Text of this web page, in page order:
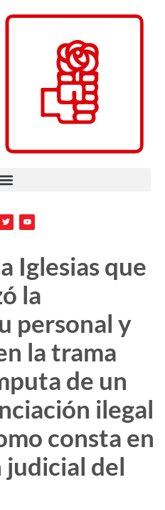
Iglesias que
la
personal y
la trama
de un
ilegal
consta en
del